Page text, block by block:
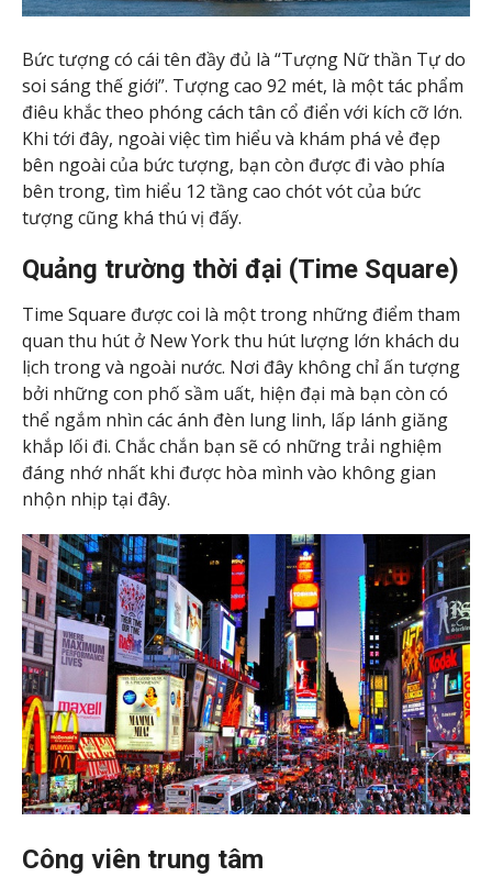
Bức tượng có cái tên đầy đủ là “Tượng Nữ thần Tự do
soi sáng thế giới”. Tượng cao 92 mét, là một tác phẩm
điêu khắc theo phóng cách tân cổ điển với kích cỡ lớn.
Khi tới đây, ngoài việc tìm hiểu và khám phá vẻ đẹp
bên ngoài của bức tượng, bạn còn được đi vào phía
bên trong, tìm hiểu 12 tầng cao chót vót của bức
tượng cũng khá thú vị đấy.
Quảng trường thời đại (Time Square)
Time Square được coi là một trong những điểm tham
quan thu hút ở New York thu hút lượng lớn khách du
lịch trong và ngoài nước. Nơi đây không chỉ ấn tượng
bởi những con phố sầm uất, hiện đại mà bạn còn có
thể ngắm nhìn các ánh đèn lung linh, lấp lánh giăng
khắp lối đi. Chắc chắn bạn sẽ có những trải nghiệm
đáng nhớ nhất khi được hòa mình vào không gian
nhộn nhịp tại đây.
Công viên trung tâm